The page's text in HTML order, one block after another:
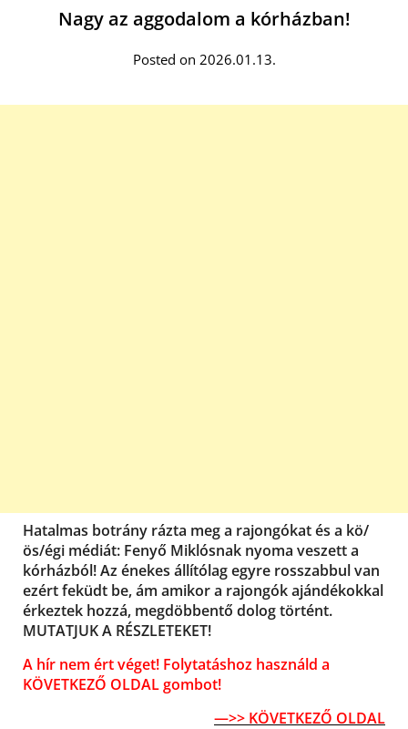
Nagy az aggodalom a kórházban!
Posted on 2026.01.13.
Hatalmas botrány rázta meg a rajongókat és a kö/
ös/égi médiát: Fenyő Miklósnak nyoma veszett a
kórházból! Az énekes állítólag egyre rosszabbul van
ezért feküdt be, ám amikor a rajongók ajándékokkal
érkeztek hozzá, megdöbbentő dolog történt.
MUTATJUK A RÉSZLETEKET!
A hír nem ért véget! Folytatáshoz használd a
KÖVETKEZŐ OLDAL gombot!
—>> KÖVETKEZŐ OLDAL